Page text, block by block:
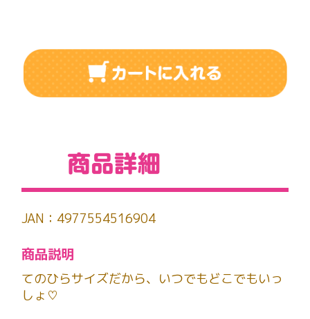
JAN：4977554516904
商品説明
てのひらサイズだから、いつでもどこでもいっ
しょ♡